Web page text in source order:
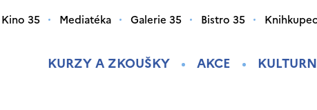
KURZY A ZKOUŠKY AKCE
Kino 35 Mediatéka Galerie 35 Bistro 35